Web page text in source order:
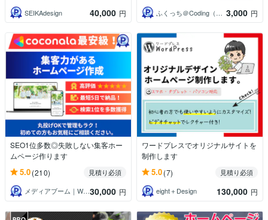
SEIKAdesign 40,000 円
ふくっち＠Coding（Design）
3,000 円
SEO1位多数◎失敗しない集客ホー
ムページ作ります
5.0(210)
見積り必須
メディアブーム｜Web集客の専門家30,000 円
ワードプレスでオリジナルサイトを
制作します
5.0(7)
見積り必須
eight＋Design
130,000 円